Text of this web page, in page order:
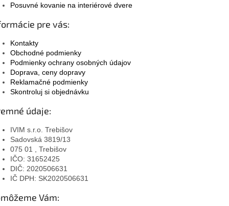
Posuvné kovanie na interiérové dvere
pre vás:
Kontakty
Obchodné podmienky
Podmienky ochrany osobných údajov
Doprava, ceny dopravy
Reklamačné podmienky
Skontroluj si objednávku
údaje:
IVIM s.r.o. Trebišov
Sadovská 3819/13
075 01 , Trebišov
IČO: 31652425
DIČ: 2020506631
IČ DPH: SK2020506631
Vám: